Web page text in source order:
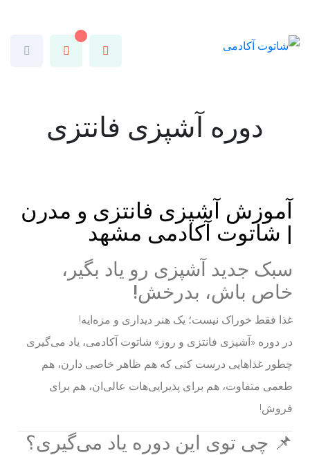
دوره آشپزی فانتزی
آموزش آشپزی فانتزی و مدرن
| شاتوت آکادمی مشهد
سبک جدید آشپزی رو یاد بگیر،
خاص باش، بدرخش!
غذا فقط خوراک نیست؛ یک هنر دیداری و مزه‌ایه!
در دوره «آشپزی فانتزی و روز» شاتوت آکادمی، یاد می‌گیری
چطور غذاهایی درست کنی که هم ظاهر خاصی دارن، هم
طعمی متفاوت، هم برای پذیرایی‌هات عالی‌ان، هم برای
فروش!
📌 چی توی این دوره یاد می‌گیری؟